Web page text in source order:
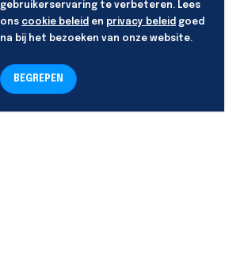
gebruikerservaring te verbeteren. Lees
ons cookie beleid en privacy beleid goed
na bij het bezoeken van onze website.
BEGREPEN